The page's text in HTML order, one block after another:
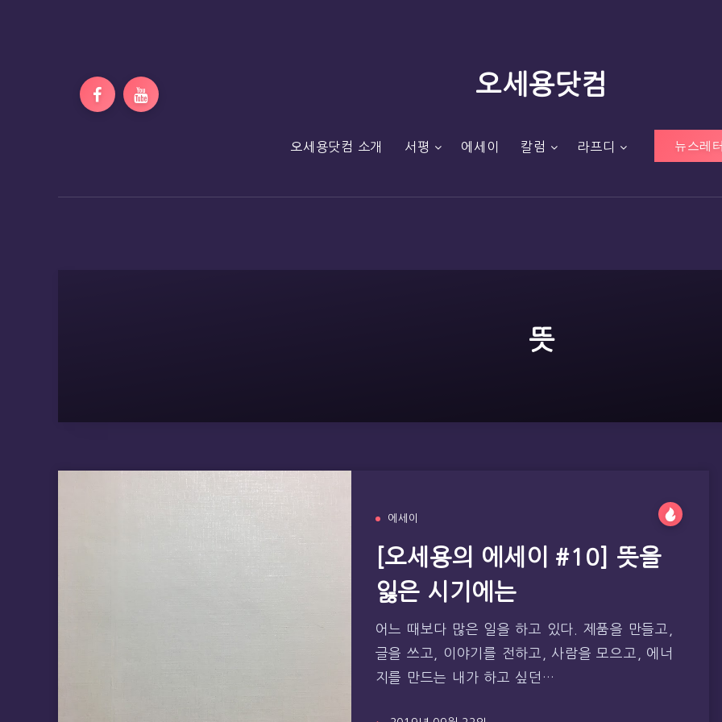
오세용닷컴
오세용닷컴 소개 서평 에세이 칼럼 라프디 뉴스레
뜻
에세이
[오세용의 에세이 #10] 뜻을
잃은 시기에는
어느 때보다 많은 일을 하고 있다. 제품을 만들고,
글을 쓰고, 이야기를 전하고, 사람을 모으고, 에너
지를 만드는 내가 하고 싶던…